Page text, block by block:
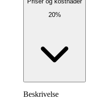
20%
Beskrivelse